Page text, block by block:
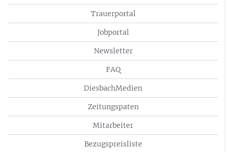
Trauerportal
Jobportal
Newsletter
FAQ
DiesbachMedien
Zeitungspaten
Mitarbeiter
Bezugspreisliste